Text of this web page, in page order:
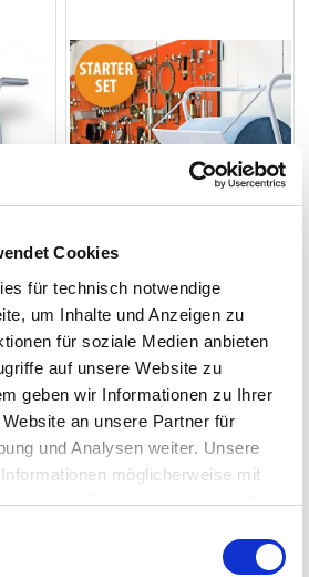
Cookies
für technisch notwendige
um Inhalte und Anzeigen zu
für soziale Medien anbieten
auf unsere Website zu
geben wir Informationen zu Ihrer
an unsere Partner für
und Analysen weiter. Unsere
möglicherweise mit
die Sie ihnen bereitgestellt
55,80 € 47,50 €
1-2 Werktage
MATO Hand-Fasspumpe HP